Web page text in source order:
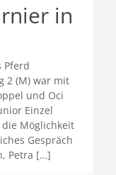
in
Pferd
2 (M) war mit
und Oci
Einzel
Möglichkeit
Gespräch
Petra […]